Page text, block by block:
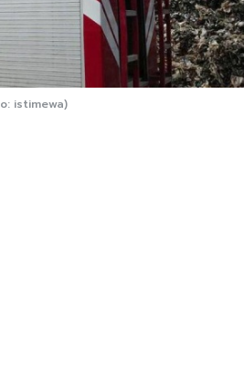
istimewa)